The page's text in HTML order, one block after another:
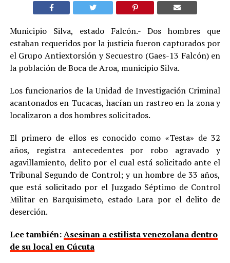
Municipio Silva, estado Falcón.- Dos hombres que
estaban requeridos por la justicia fueron capturados por
el Grupo Antiextorsión y Secuestro (Gaes-13 Falcón) en
la población de Boca de Aroa, municipio Silva.
Los funcionarios de la Unidad de Investigación Criminal
acantonados en Tucacas, hacían un rastreo en la zona y
localizaron a dos hombres solicitados.
El primero de ellos es conocido como «Testa» de 32
años, registra antecedentes por robo agravado y
agavillamiento, delito por el cual está solicitado ante el
Tribunal Segundo de Control; y un hombre de 33 años,
que está solicitado por el Juzgado Séptimo de Control
Militar en Barquisimeto, estado Lara por el delito de
deserción.
Lee también:Asesinan a estilista venezolana dentro
de su local en Cúcuta